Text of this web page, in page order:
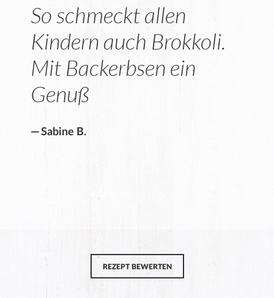
So schmeckt allen
Kindern auch Brokkoli.
Mit Backerbsen ein
Genuß
Sabine B.
REZEPT BEWERTEN